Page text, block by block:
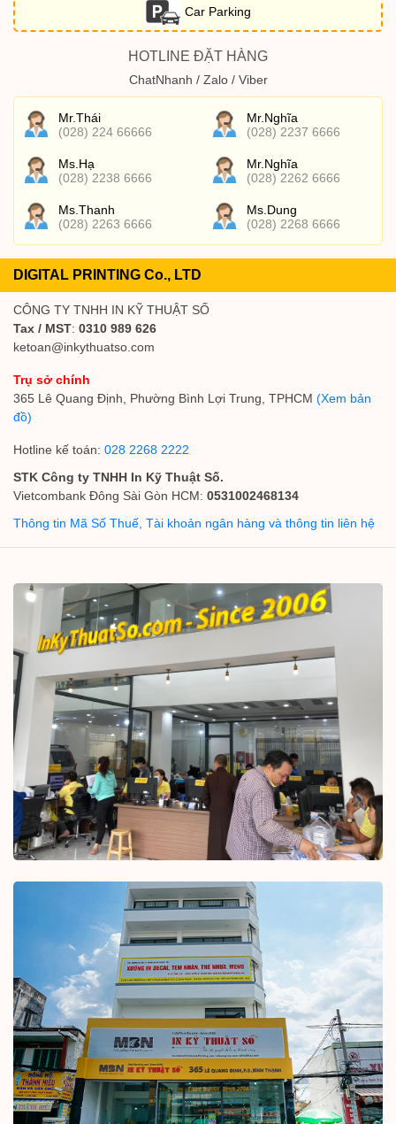
Car Parking
HOTLINE ĐẶT HÀNG
ChatNhanh / Zalo / Viber
Mr.Thái
(028) 224 66666
Mr.Nghĩa
(028) 2237 6666
Ms.Hạ
(028) 2238 6666
Mr.Nghĩa
(028) 2262 6666
Ms.Thanh
(028) 2263 6666
Ms.Dung
(028) 2268 6666
DIGITAL PRINTING Co., LTD
CÔNG TY TNHH IN KỸ THUẬT SỐ
Tax / MST: 0310 989 626
ketoan@inkythuatso.com
Trụ sở chính
365 Lê Quang Định, Phường Bình Lợi Trung, TPHCM (Xem bản
đồ)
Hotline kế toán: 028 2268 2222
STK Công ty TNHH In Kỹ Thuật Số.
Vietcombank Đông Sài Gòn HCM: 0531002468134
Thông tin Mã Số Thuế, Tài khoản ngân hàng và thông tin liên hệ